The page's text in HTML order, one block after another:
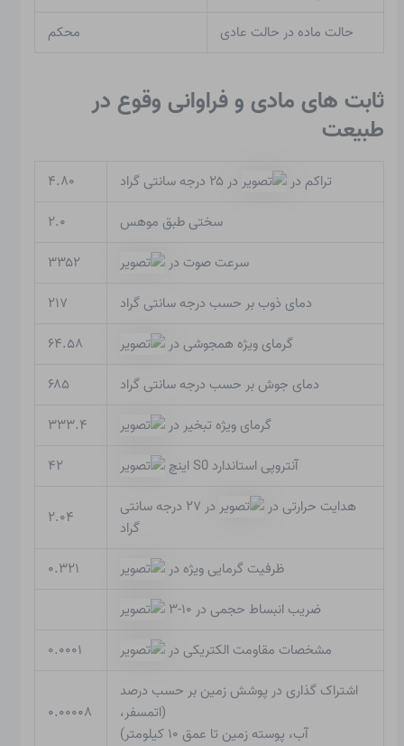
حالت ماده در حالت عادی
محکم
ثابت های مادی و فراوانی وقوع در
طبیعت
تراکم در در ۲۵ درجه سانتی گراد
۴.۸۰
سختی طبق موهس
۲.۰
سرعت صوت در
۳۳۵۲
دمای ذوب بر حسب درجه سانتی گراد
۲۱۷
گرمای ویژه همجوشی در
۶۴.۵۸
دمای جوش بر حسب درجه سانتی گراد
۶۸۵
گرمای ویژه تبخیر در
۳۳۳.۴
آنتروپی استاندارد S0 اینچ
۴۲
هدایت حرارتی در
در ۲۷ درجه سانتی
گراد
۲.۰۴
ظرفیت گرمایی ویژه در
۰.۳۲۱
ضریب انبساط حجمی در ۱۰-۳
مشخصات مقاومت الکتریکی در
۰.۰۰۰۱
اشتراک گذاری در پوشش زمین بر حسب درصد
(اتمسفر،
آب، پوسته زمین تا عمق ۱۰ کیلومتر)
۰.۰۰۰۰۸